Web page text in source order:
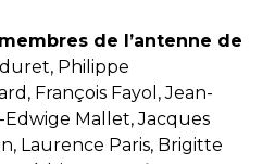
de l’antenne de
Philippe
François Fayol, Jean-
Edwige Mallet, Jacques
Laurence Paris, Brigitte